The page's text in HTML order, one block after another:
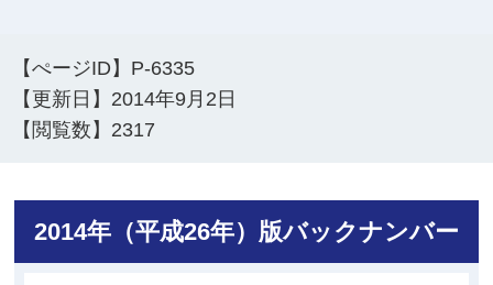
【ぺージID】 P-6335
【更新日】 2014年9月2日
【閲覧数】 2317
2014年（平成26年）版バックナンバー